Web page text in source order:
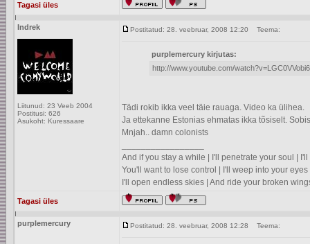
Tagasi üles
Indrek
Liitunud: 23 Veeb 2004
Postitusi: 626
Asukoht: Kuressaare
Postitatud: 28. veebruar, 2008 12:20 Teema:
purplemercury kirjutas:
http://www.youtube.com/
Tädi rokib ikka veel täie rauaga. Video ka ülihea.
Ja ettekanne Estonias ehmatas ikka tõsiselt.
Mnjah.. damn colonists
And if you stay a while | I'll penetrate your soul |
You'll want to lose control | I'll weep into your
I'll open endless skies | And ride your broken
Tagasi üles
purplemercury Postitatud: 28. veebruar, 2008 12:28 Teema: